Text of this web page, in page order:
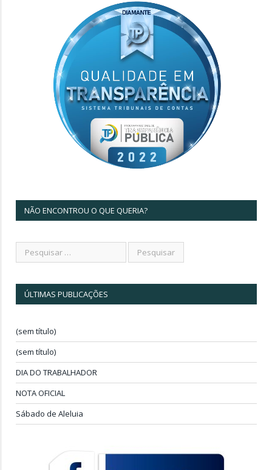
NÃO ENCONTROU O QUE QUERIA?
ÚLTIMAS PUBLICAÇÕES
(sem título)
(sem título)
DIA DO TRABALHADOR
NOTA OFICIAL
Sábado de Aleluia